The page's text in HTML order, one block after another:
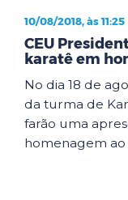
10/08/2018, às 11:25
CEU
karatê em
No dia 18 de
da turma de
farão uma
homenagem ao